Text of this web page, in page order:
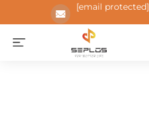
[email protected]